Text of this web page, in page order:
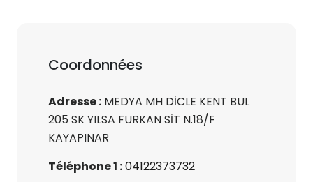
Coordonnées
Adresse : MEDYA MH DİCLE KENT BUL
205 SK YILSA FURKAN SİT N.18/F
KAYAPINAR
Téléphone 1 :04122373732